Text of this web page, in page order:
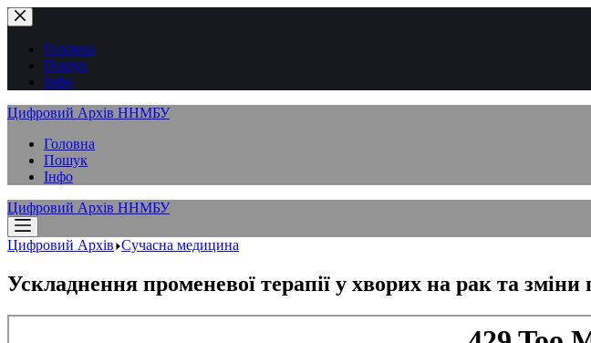
Перейти
до
вмістуГоловна
Пошук
Інфо
Цифровий Архів ННМБУ
Головна
Пошук
Інфо
Цифровий Архів ННМБУ
Цифровий Архів Сучасна медицина
Ускладнення променевої терапії у хворих на рак та зміни